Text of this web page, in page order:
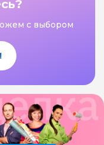
с выбором